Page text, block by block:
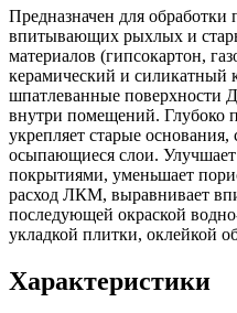
Предназначен для
впитывающих рыхлых и
материалов (гипсокартон,
керамический и силикатный
шпатлеванные поверхности
внутри помещений. Глубоко
укрепляет старые
осыпающиеся слои.
покрытиями, уменьшает
расход ЛКМ, выравнивает
последующей окраской
укладкой плитки, оклейкой
Характеристики